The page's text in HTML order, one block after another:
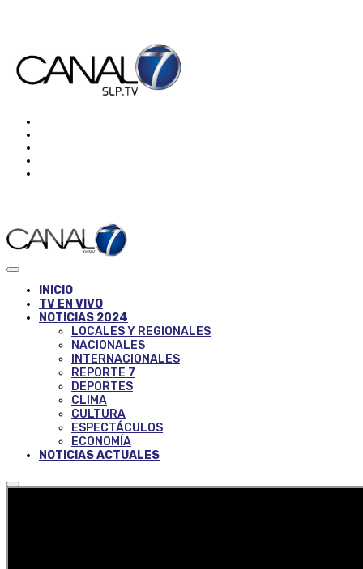
INICIO
TV EN VIVO
NOTICIAS 2024
LOCALES Y REGIONALES
NACIONALES
INTERNACIONALES
REPORTE 7
DEPORTES
CLIMA
CULTURA
ESPECTÁCULOS
ECONOMÍA
NOTICIAS ACTUALES